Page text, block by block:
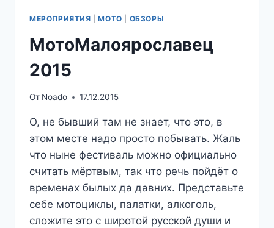
МЕРОПРИЯТИЯ |МОТО ОБЗОРЫ
МотоМалоярославец
2015
От Noado 17.12.2015
О, не бывший там не знает, что это, в
этом месте надо просто побывать. Жаль
что ныне фестиваль можно официально
считать мёртвым, так что речь пойдёт о
временах былых да давних. Представьте
себе мотоциклы, палатки, алкоголь,
сложите это с широтой русской души и